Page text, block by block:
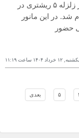
مانور زلزله ۵ ریشتری در
در این مانور
حضور
یکشنبه, ١٢ خرداد ١۴۰۴ ساعت ١١:١٩
۵ بعدی